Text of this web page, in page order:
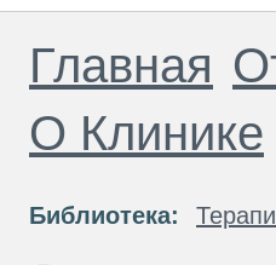
Главная
О Клинике
Библиотека: